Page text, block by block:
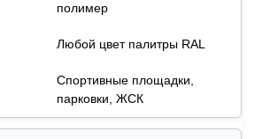
полимер
Любой цвет палитры RAL
Спортивные площадки,
парковки, ЖСК